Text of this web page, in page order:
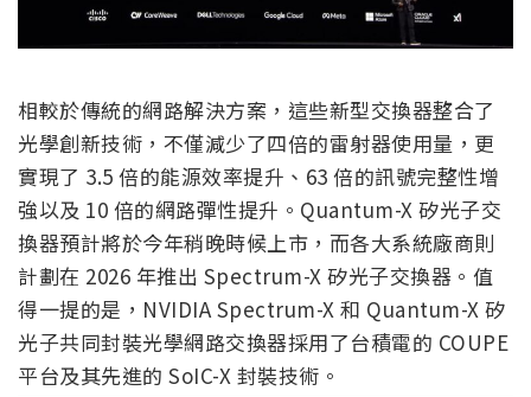
相較於傳統的網路解決方案，這些新型交換器整合了
光學創新技術，不僅減少了四倍的雷射器使用量，更
實現了 3.5 倍的能源效率提升、63 倍的訊號完整性增
強以及 10 倍的網路彈性提升。Quantum-X 矽光子交
換器預計將於今年稍晚時候上市，而各大系統廠商則
計劃在 2026 年推出 Spectrum-X 矽光子交換器。值
得一提的是，NVIDIA Spectrum-X 和 Quantum-X 矽
光子共同封裝光學網路交換器採用了台積電的 COUPE
平台及其先進的 SoIC-X 封裝技術。